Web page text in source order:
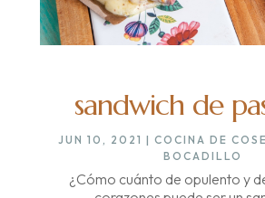
sandwich de
JUN 10, 2021 |COCINA DE
BOCADILLO
¿Cómo cuánto de opulento y